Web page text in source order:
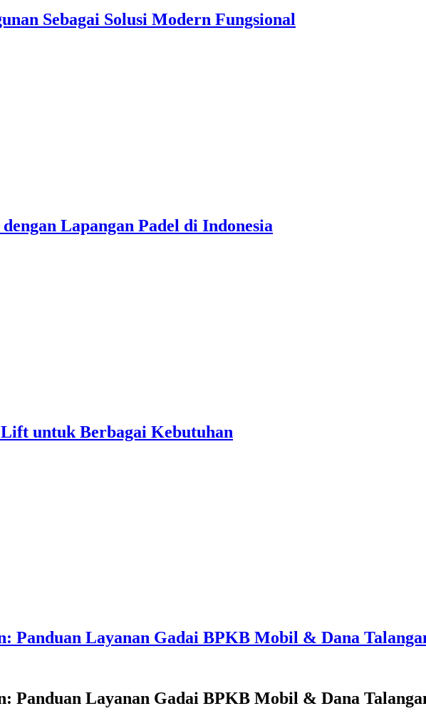
Sebagai Solusi Modern Fungsional
Lapangan Padel di Indonesia
untuk Berbagai Kebutuhan
Panduan Layanan Gadai BPKB Mobil & Dana
Panduan Layanan Gadai BPKB Mobil & Dana